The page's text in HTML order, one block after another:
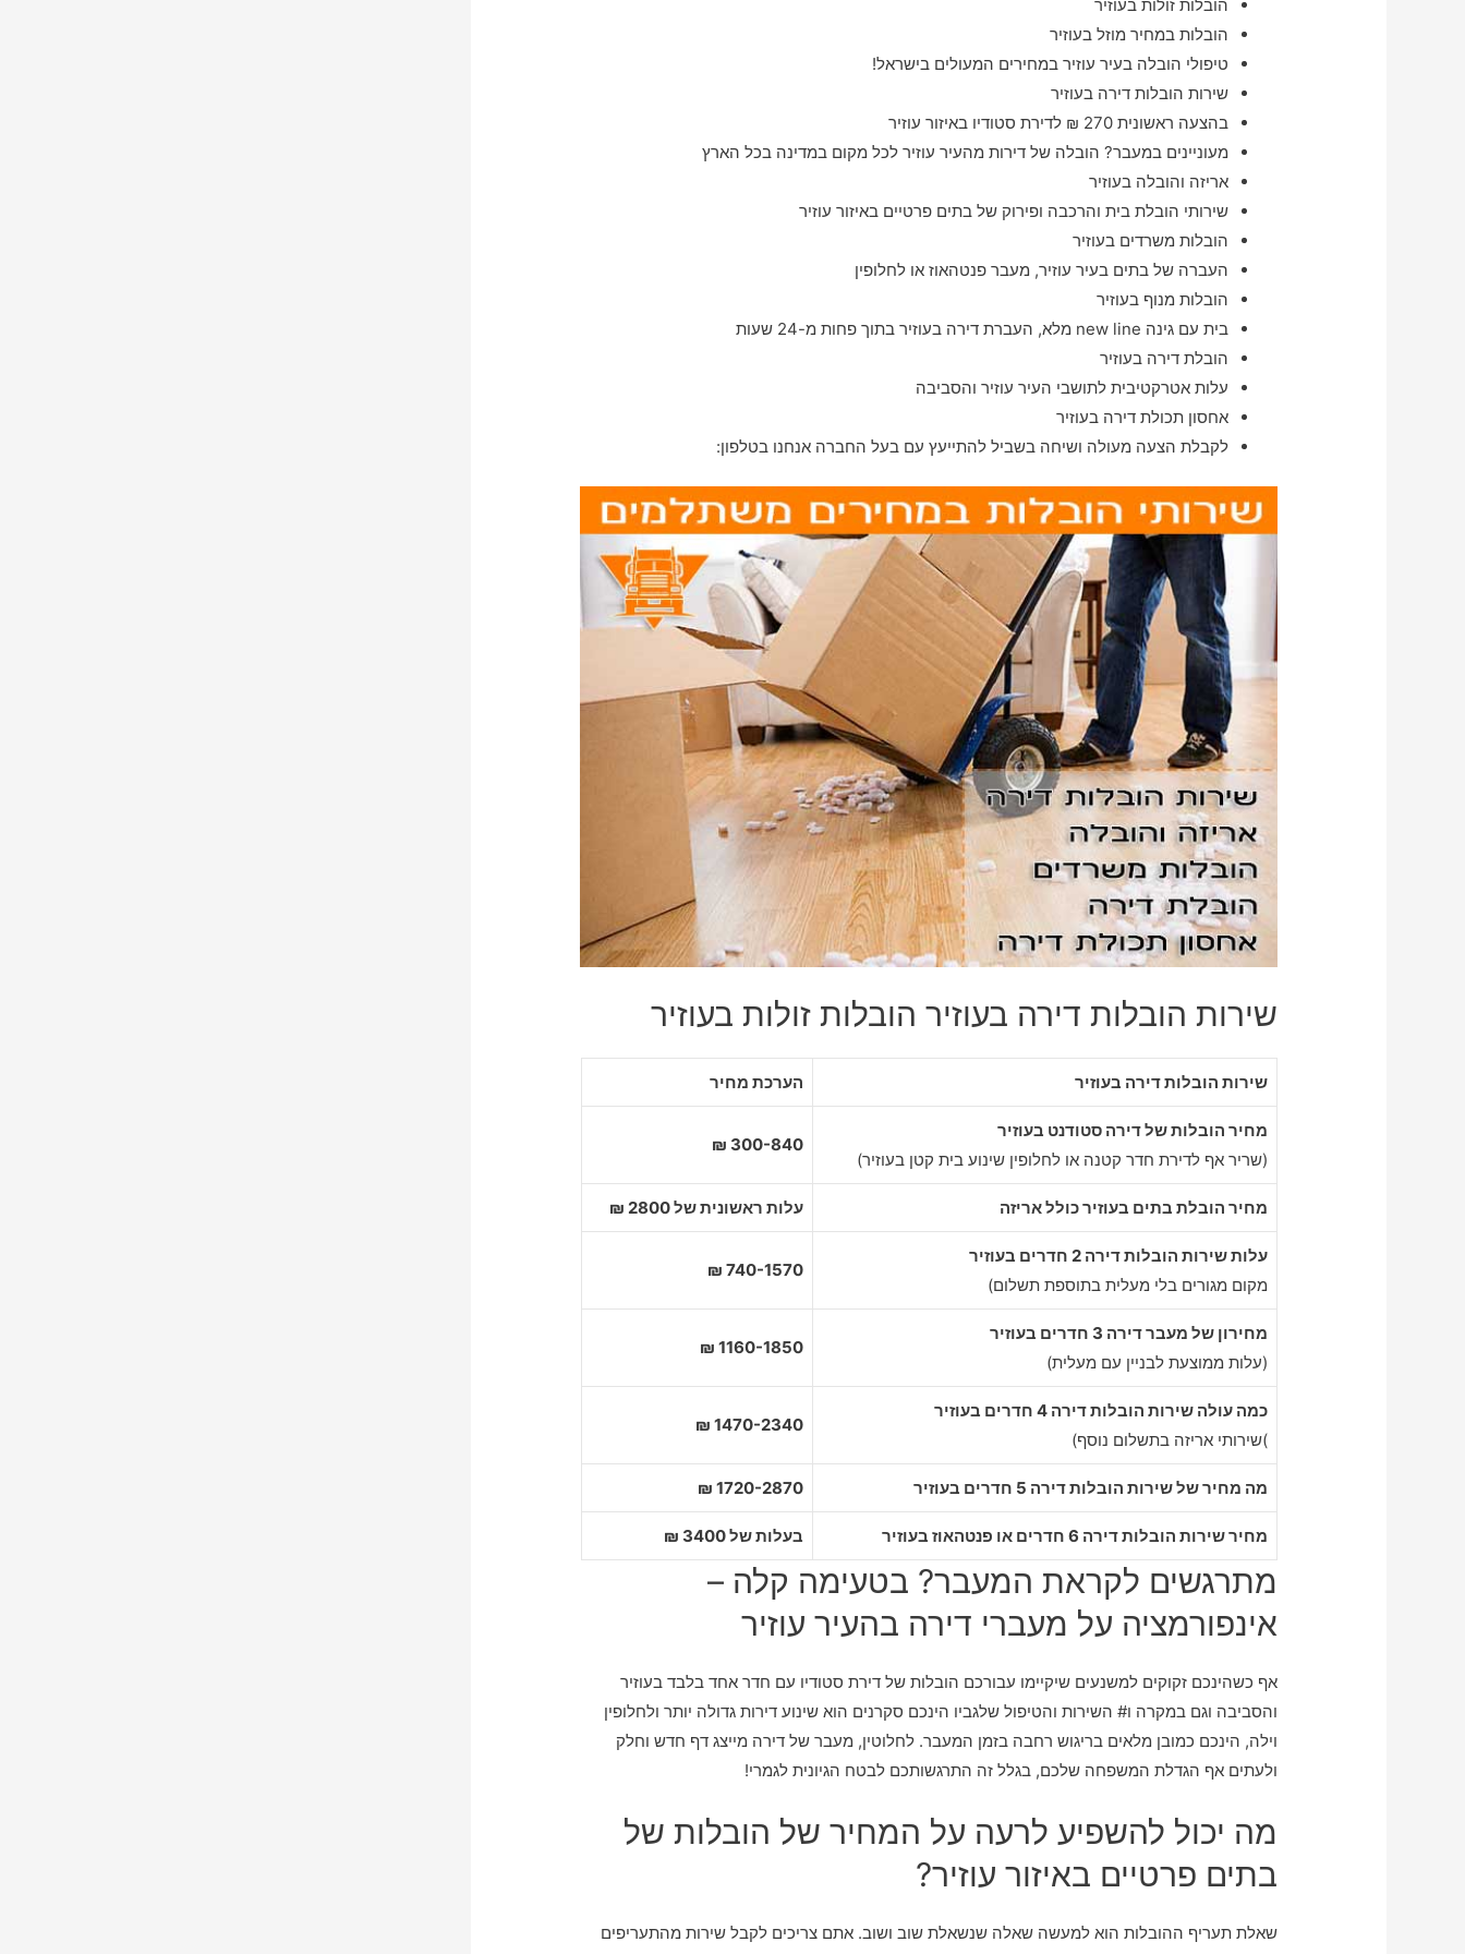
הובלות זולות בעוזיר
הובלות במחיר מוזל בעוזיר
טיפולי הובלה בעיר עוזיר במחירים המעולים בישראל!
שירות הובלות דירה בעוזיר
בהצעה ראשונית 270 ₪ לדירת סטודיו באיזור עוזיר
מעוניינים במעבר? הובלה של דירות מהעיר עוזיר לכל מקום במדינה בכל הארץ
אריזה והובלה בעוזיר
שירותי הובלת בית והרכבה ופירוק של בתים פרטיים באיזור עוזיר
הובלות משרדים בעוזיר
העברה של בתים בעיר עוזיר, מעבר פנטהאוז או לחלופין
הובלות מנוף בעוזיר
בית עם גינה new line מלא, העברת דירה בעוזיר בתוך פחות מ-24 שעות
הובלת דירה בעוזיר
עלות אטרקטיבית לתושבי העיר עוזיר והסביבה
אחסון תכולת דירה בעוזיר
לקבלת הצעה מעולה ושיחה בשביל להתייעץ עם בעל החברה אנחנו בטלפון:
שירות הובלות דירה בעוזיר הובלות זולות בעוזיר
שירות הובלות דירה בעוזיר הערכת מחיר
מחיר הובלות של דירה סטודנט בעוזיר
(שריר אף לדירת חדר קטנה או לחלופין שינוע בית קטן בעוזיר)
300-840 ₪
מחיר הובלת בתים בעוזיר כולל אריזה עלות ראשונית של 2800 ₪
עלות שירות הובלות דירה 2 חדרים בעוזיר
מקום מגורים בלי מעלית בתוספת תשלום)
740-1570 ₪
מחירון של מעבר דירה 3 חדרים בעוזיר
(עלות ממוצעת לבניין עם מעלית)
1160-1850 ₪
כמה עולה שירות הובלות דירה 4 חדרים בעוזיר
)שירותי אריזה בתשלום נוסף)
1470-2340 ₪
מה מחיר של שירות הובלות דירה 5 חדרים בעוזיר 1720-2870 ₪
מחיר שירות הובלות דירה 6 חדרים או פנטהאוז בעוזיר בעלות של 3400 ₪
מתרגשים לקראת המעבר? בטעימה קלה –
אינפורמציה על מעברי דירה בהעיר עוזיר
אף כשהינכם זקוקים למשנעים שיקיימו עבורכם הובלות של דירת סטודיו עם חדר אחד בלבד בעוזיר
והסביבה וגם במקרה ו# השירות והטיפול שלגביו הינכם סקרנים הוא שינוע דירות גדולה יותר ולחלופין
וילה, הינכם כמובן מלאים בריגוש רחבה בזמן המעבר. לחלוטין, מעבר של דירה מייצג דף חדש וחלק
ולעתים אף הגדלת המשפחה שלכם, בגלל זה התרגשותכם לבטח הגיונית לגמרי!
מה יכול להשפיע לרעה על המחיר של הובלות של
בתים פרטיים באיזור עוזיר?
שאלת תעריף ההובלות הוא למעשה שאלה שנשאלת שוב ושוב. אתם צריכים לקבל שירות מהתעריפים